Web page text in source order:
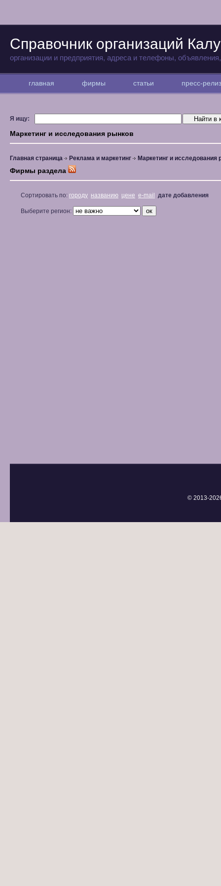
Справочник организаций
организации и предприятия, адреса и телефоны,
главная фирмы статьи пресс-
Я ищу:
Маркетинг и исследования рынков
Главная страница Реклама и маркетинг Маркетинг и исследования
Фирмы раздела
Сортировать по: городу названию цене e-mail дате добавления
Выберите регион:
© 2013-